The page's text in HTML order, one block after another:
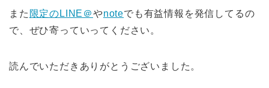
また 限定のLINE＠やnoteでも有益情報を発信してるの
で、ぜひ寄っていってください。
読んでいただきありがとうございました。